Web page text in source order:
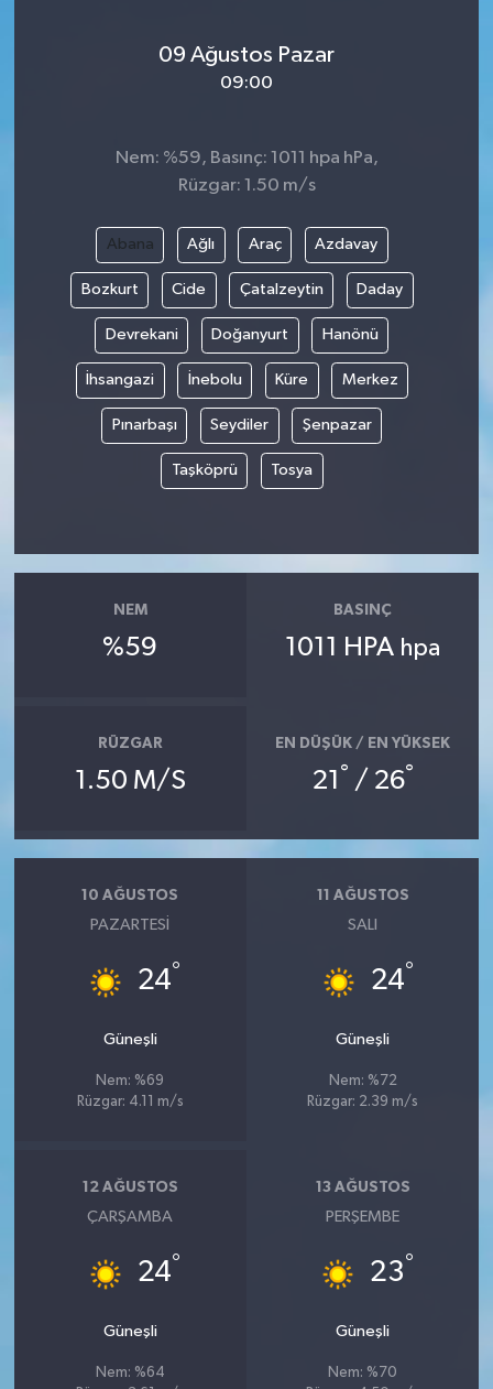
09 Ağustos Pazar
09:00
Nem: %59, Basınç: 1011 hpa hPa,
Rüzgar: 1.50 m/s
Abana Ağlı Araç Azdavay
Bozkurt Cide Çatalzeytin Daday
Devrekani Doğanyurt Hanönü
İhsangazi İnebolu Küre Merkez
Pınarbaşı Seydiler Şenpazar
Taşköprü Tosya
NEM
%59
BASINÇ
1011 HPA hpa
RÜZGAR
1.50 M/S
EN DÜŞÜK / EN YÜKSEK
21 ° / 26°
10 AĞUSTOS
PAZARTESI
24°
Güneşli
Nem: %69
Rüzgar: 4.11 m/s
11 AĞUSTOS
SALI
24°
Güneşli
Nem: %72
Rüzgar: 2.39 m/s
12 AĞUSTOS
ÇARŞAMBA
24°
Güneşli
Nem: %64
13 AĞUSTOS
PERŞEMBE
23°
Güneşli
Nem: %70